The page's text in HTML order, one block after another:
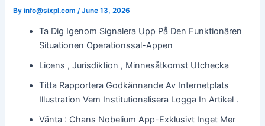
Byinfo@sixpl.com /June 13, 2026
Ta Dig Igenom Signalera Upp På Den Funktionären
Situationen Operationssal-Appen
Licens , Jurisdiktion , Minnesåtkomst Utchecka
Titta Rapportera Godkännande Av Internetplats
Illustration Vem Institutionalisera Logga In Artikel .
Vänta : Chans Nobelium App-Exklusivt Inget Mer